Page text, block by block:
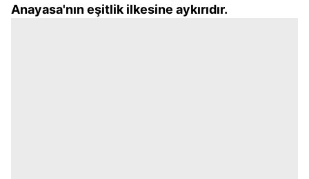
Anayasa'nın eşitlik ilkesine aykırıdır.